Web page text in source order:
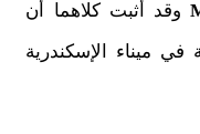
وقد أثبت كلاهما أن
في ميناء الإسكندرية